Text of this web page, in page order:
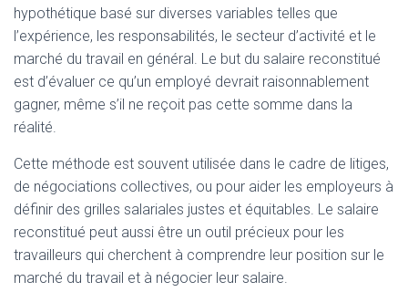
hypothétique basé sur diverses variables telles que
l’expérience, les responsabilités, le secteur d’activité et le
marché du travail en général. Le but du salaire reconstitué
est d’évaluer ce qu’un employé devrait raisonnablement
gagner, même s’il ne reçoit pas cette somme dans la
réalité.
Cette méthode est souvent utilisée dans le cadre de litiges,
de négociations collectives, ou pour aider les employeurs à
définir des grilles salariales justes et équitables. Le salaire
reconstitué peut aussi être un outil précieux pour les
travailleurs qui cherchent à comprendre leur position sur le
marché du travail et à négocier leur salaire.